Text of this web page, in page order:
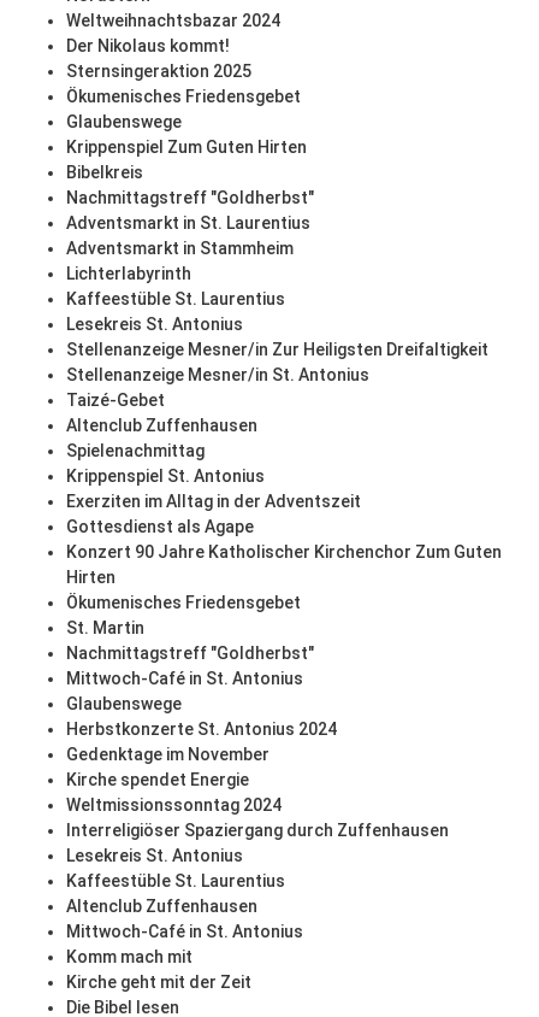
Weltweihnachtsbazar 2024
Der Nikolaus kommt!
Sternsingeraktion 2025
Ökumenisches Friedensgebet
Glaubenswege
Krippenspiel Zum Guten Hirten
Bibelkreis
Nachmittagstreff "Goldherbst"
Adventsmarkt in St. Laurentius
Adventsmarkt in Stammheim
Lichterlabyrinth
Kaffeestüble St. Laurentius
Lesekreis St. Antonius
Stellenanzeige Mesner/in Zur Heiligsten Dreifaltigkeit
Stellenanzeige Mesner/in St. Antonius
Taizé-Gebet
Altenclub Zuffenhausen
Spielenachmittag
Krippenspiel St. Antonius
Exerziten im Alltag in der Adventszeit
Gottesdienst als Agape
Konzert 90 Jahre Katholischer Kirchenchor Zum Guten
Hirten
Ökumenisches Friedensgebet
St. Martin
Nachmittagstreff "Goldherbst"
Mittwoch-Café in St. Antonius
Glaubenswege
Herbstkonzerte St. Antonius 2024
Gedenktage im November
Kirche spendet Energie
Weltmissionssonntag 2024
Interreligiöser Spaziergang durch Zuffenhausen
Lesekreis St. Antonius
Kaffeestüble St. Laurentius
Altenclub Zuffenhausen
Mittwoch-Café in St. Antonius
Komm mach mit
Kirche geht mit der Zeit
Die Bibel lesen